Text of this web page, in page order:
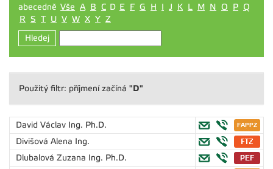
abecedně Vše A B C D E F G H I J K L M N O P Q
R S T U V W X Y Z
Hledej
Použitý filtr: příjmení začíná "D"
David Václav Ing. Ph.D.
Divišová Alena Ing.
Dlubalová Zuzana Ing. Ph.D.